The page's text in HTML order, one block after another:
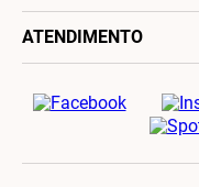
ATENDIMENTO